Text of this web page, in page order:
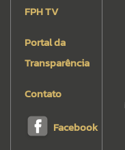
FPH TV
Portal da
Transparência
Contato
Facebook